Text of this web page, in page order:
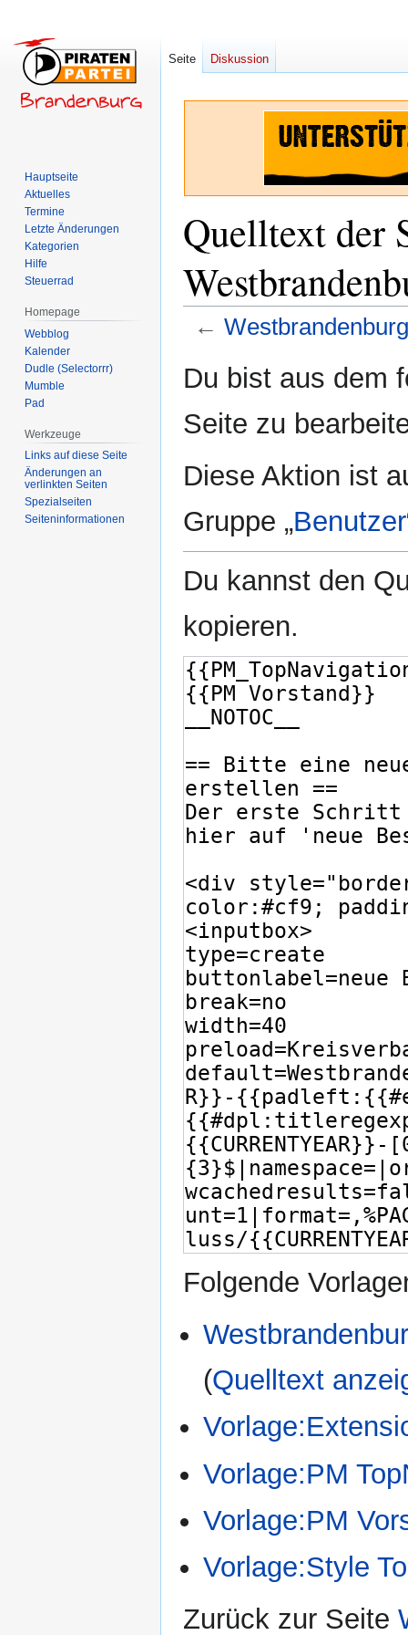
Quelltext der
←
Navigation
Suche
Du bist aus dem
Seite zu
Diese Aktion ist
Gruppe „Benutzer
Du kannst den
kopieren.
Folgende
(Quelltext
Vorlage:PM
Vorlage:PM
Vorlage:Style
Zurück zur Seite
Seite Diskussion
Hauptseite
Aktuelles
Termine
Letzte Änderungen
Kategorien
Hilfe
Steuerrad
Homepage
Webblog
Kalender
Dudle (Selectorrr)
Mumble
Pad
Werkzeuge
Links auf diese Seite
Änderungen an
verlinkten Seiten
Spezialseiten
Seiten­­informationen